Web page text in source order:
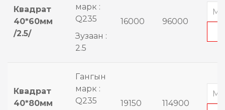
Квадрат
40*60мм
/2.5/
марк :
Q235
Зузаан :
2.5
16000 96000
Квадрат
40*80мм
Гангын
марк :
Q235
19150 114900